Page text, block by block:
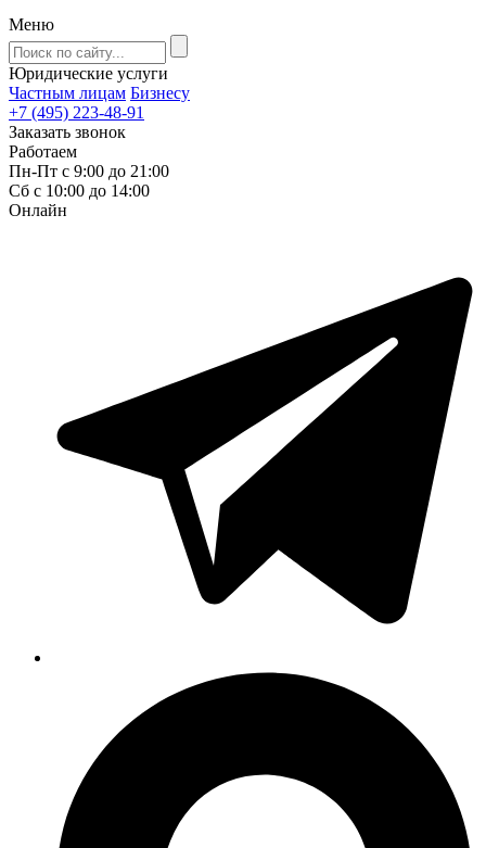
Меню
Юридические услуги
Частным лицам Бизнесу
+7 (495) 223-48-91
Заказать звонок
Работаем
Пн-Пт с 9:00 до 21:00
Сб с 10:00 до 14:00
Онлайн